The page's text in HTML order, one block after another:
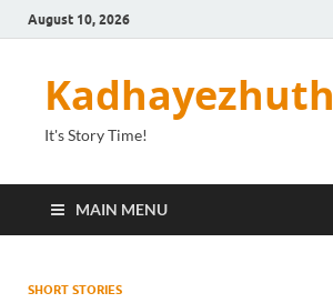
August 10, 2026
Kadhayezhuth
It's Story Time!
MAIN MENU
SHORT STORIES